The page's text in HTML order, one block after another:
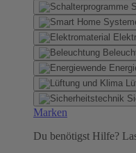
Marken
Du benötigst Hilfe?